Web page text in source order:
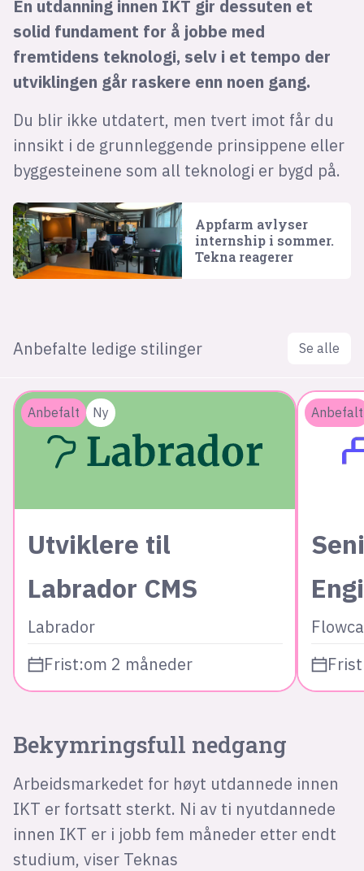
En utdanning innen IKT gir dessuten et
solid fundament for å jobbe med
fremtidens teknologi, selv i et tempo der
utviklingen går raskere enn noen gang.
Du blir ikke utdatert, men tvert imot får du
innsikt i de grunnleggende prinsippene eller
byggesteinene som all teknologi er bygd på.
Appfarm avlyser
internship i sommer.
Tekna reagerer
Anbefalte ledige stilinger Se alle
Anbefalt Ny
Utviklere til
Labrador CMS
Labrador
Frist:om 2 måneder
Anbefalt
Bekymringsfull nedgang
Arbeidsmarkedet for høyt utdannede innen
IKT er fortsatt sterkt. Ni av ti nyutdannede
innen IKT er i jobb fem måneder etter endt
studium, viser Teknas